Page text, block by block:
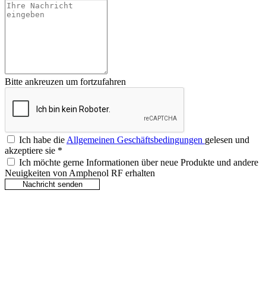
Bitte ankreuzen um fortzufahren
Ich habe dieAllgemeinen Geschäftsbedingungen gelesen und
akzeptiere sie *
Ich möchte gerne Informationen über neue Produkte und andere
Neuigkeiten von Amphenol RF erhalten